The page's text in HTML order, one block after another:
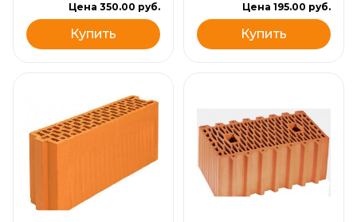
Цена 350.00 руб.
Купить
Цена 195.00 руб.
Купить